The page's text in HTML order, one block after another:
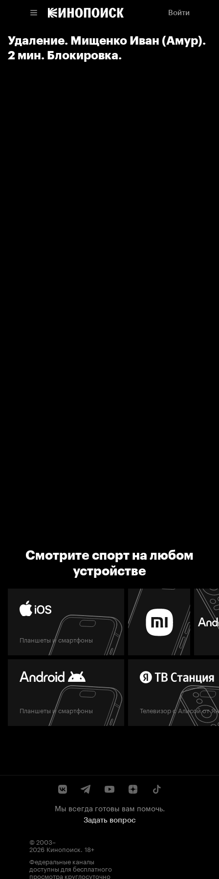
Войти
Удаление. Мищенко Иван (Амур).
2 мин. Блокировка.
Смотрите спорт на любом
устройстве
Планшеты и смартфоны
Планшеты и смартфоны Телевизор с Алисой от
Мы всегда готовы вам помочь.
Задать вопрос
© 2003–
2026 Кинопоиск. 18+
Федеральные каналы
доступны для бесплатного
просмотра круглосуточно